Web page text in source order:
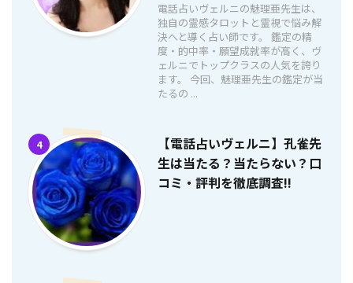
電話占いヴェルニの魅理亜先生は、
独自の霊感タロットと霊視で悩み解
決へと導く占い師です。 鑑定の精
度・的中率・願望成就率が高く、ヴ
ェルニでトップクラスの人気を誇り
ます。 今回、魅理亜先生の鑑定が当
たるの ...
4
【電話占いヴェルニ】孔雀先
生は当たる？当たらない？口
コミ・評判を徹底調査!!